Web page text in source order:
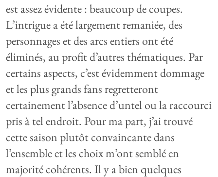
est assez évidente : beaucoup de coupes.
L’intrigue a été largement remaniée, des
personnages et des arcs entiers ont été
éliminés, au profit d’autres thématiques. Par
certains aspects, c’est évidemment dommage
et les plus grands fans regretteront
certainement l’absence d’untel ou la raccourci
pris à tel endroit. Pour ma part, j’ai trouvé
cette saison plutôt convaincante dans
l’ensemble et les choix m’ont semblé en
majorité cohérents. Il y a bien quelques